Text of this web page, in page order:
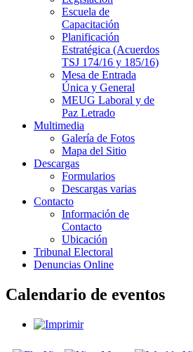
Escuela de
Capacitación
Planificación
Estratégica (Acuerdos
TSJ 174/16 y 185/16)
Mesa de Entrada
Única y General
MEUG Laboral y de
Paz Letrado
Multimedia
Galería de Fotos
Mapa del Sitio
Descargas
Formularios
Descargas varias
Contacto
Información de
Contacto
Ubicación
Tribunal Electoral
Denuncias Online
Calendario de eventos